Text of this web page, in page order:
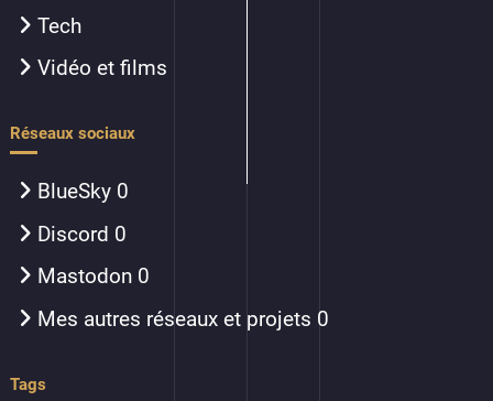
Tech
Vidéo et films
Réseaux sociaux
BlueSky 0
Discord 0
Mastodon 0
Mes autres réseaux et projets 0
Tags